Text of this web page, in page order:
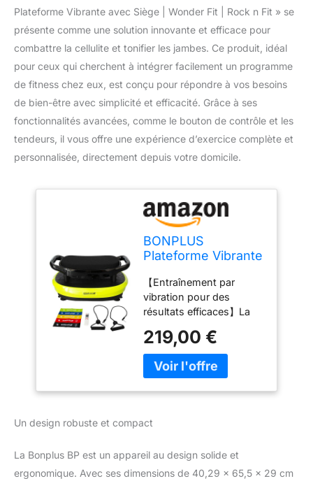
Plateforme Vibrante avec Siège | Wonder Fit | Rock n Fit » se
présente comme une solution innovante et efficace pour
combattre la cellulite et tonifier les jambes. Ce produit, idéal
pour ceux qui cherchent à intégrer facilement un programme
de fitness chez eux, est conçu pour répondre à vos besoins
de bien-être avec simplicité et efficacité. Grâce à ses
fonctionnalités avancées, comme le bouton de contrôle et les
tendeurs, il vous offre une expérience d’exercice complète et
personnalisée, directement depuis votre domicile.
BONPLUS
Plateforme Vibrante
Fit, Rock n Fit,
Machine à
d'exercice
Vibrations,
Vibrations pour
l'entraînement de
Tout Le Corps pour
la Maison, Combat
【Entraînement par
vibration pour des
résultats efficaces】La
Wonder Fit est un
équipement innovant
conçu aussi bien pour
système de vibration
corps, contribuant à
tonifier et à sculpter la
219,00 €
Un design robuste et compact
La Bonplus BP est un appareil au design solide et
ergonomique. Avec ses dimensions de 40,29 x 65,5 x 29 cm